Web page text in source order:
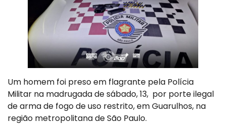
Um homem foi preso em flagrante pela Polícia
Militar na madrugada de sábado, 13, por porte ilegal
de arma de fogo de uso restrito, em Guarulhos, na
região metropolitana de São Paulo.